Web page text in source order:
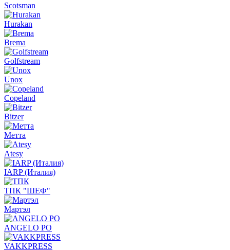
Scotsman
Hurakan
Brema
Golfstream
Unox
Copeland
Bitzer
Метта
Atesy
IARP (Италия)
ТПК "ШЕФ"
Мартэл
ANGELO PO
VAKKPRESS